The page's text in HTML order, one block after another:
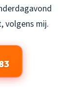
volgens mij.